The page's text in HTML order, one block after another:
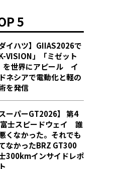
5
ダイハツ】GIIAS2026で
K-VISION」「ミゼット
を世界にアピール イ
ネシアで電動化と軽の
を発信
スーパーGT2026】 第4
士スピードウェイ 誰
くなかった。それでも
なかった――BRZ GT300
300kmインサイドレポ